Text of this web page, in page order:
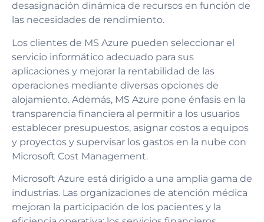
desasignación dinámica de recursos en función de
las necesidades de rendimiento.
Los clientes de MS Azure pueden seleccionar el
servicio informático adecuado para sus
aplicaciones y mejorar la rentabilidad de las
operaciones mediante diversas opciones de
alojamiento. Además, MS Azure pone énfasis en la
transparencia financiera al permitir a los usuarios
establecer presupuestos, asignar costos a equipos
y proyectos y supervisar los gastos en la nube con
Microsoft Cost Management.
Microsoft Azure está dirigido a una amplia gama de
industrias. Las organizaciones de atención médica
mejoran la participación de los pacientes y la